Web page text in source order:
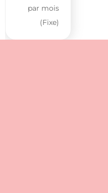
par mois
(Fixe)